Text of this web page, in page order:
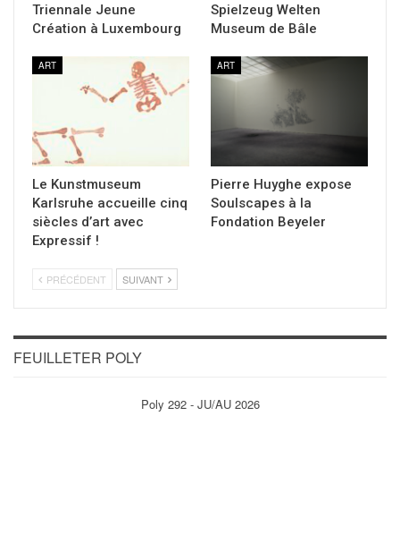
Triennale Jeune
Création à Luxembourg
Spielzeug Welten
Museum de Bâle
ART
Le Kunstmuseum
Karlsruhe accueille cinq
siècles d’art avec
Expressif !
ART
Pierre Huyghe expose
Soulscapes à la
Fondation Beyeler
PRÉCÉDENT SUIVANT
FEUILLETER POLY
Poly 292 - JU/AU 2026